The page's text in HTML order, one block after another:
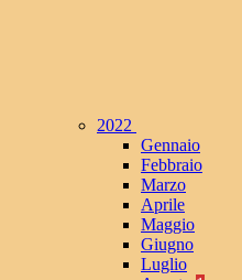
2022
Gennaio
Febbraio
Marzo
Aprile
Maggio
Giugno
Luglio